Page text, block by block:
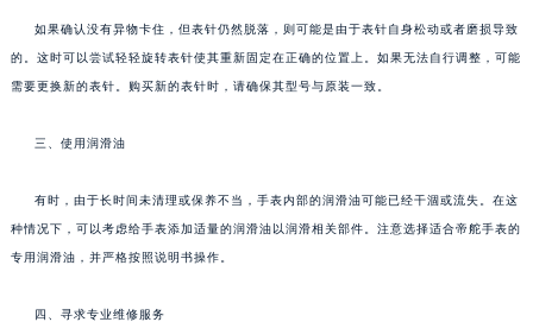
如果确认没有异物卡住，但表针仍然脱落，则可能是由于表针自身松动或者磨损导致
的。这时可以尝试轻轻旋转表针使其重新固定在正确的位置上。如果无法自行调整，可能
需要更换新的表针。购买新的表针时，请确保其型号与原装一致。
三、使用润滑油
有时，由于长时间未清理或保养不当，手表内部的润滑油可能已经干涸或流失。在这
种情况下，可以考虑给手表添加适量的润滑油以润滑相关部件。注意选择适合帝舵手表的
专用润滑油，并严格按照说明书操作。
四、寻求专业维修服务